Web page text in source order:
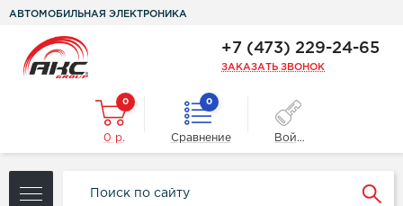
АВТОМОБИЛЬНАЯ ЭЛЕКТРОНИКА
+7 (473) 229-24-65
ЗАКАЗАТЬ ЗВОНОК
0
0 р.
0
Сравнение Войти